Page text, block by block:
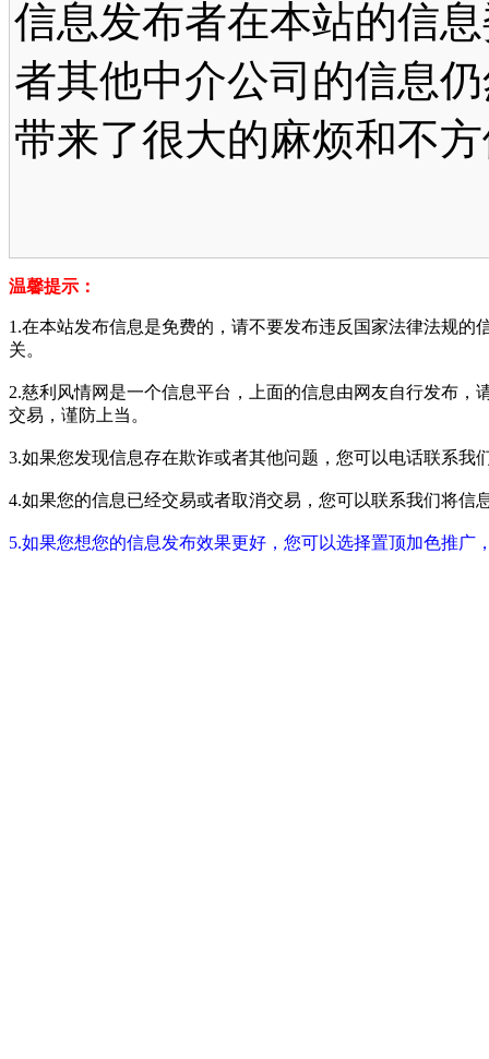
信息发布者在本站的信
者其他中介公司的信息
带来了很大的麻烦和不
温馨提示：
1.在本站发布信息是免费的，请不要发布违反国家法律法规
关。
2.慈利风情网是一个信息平台，上面的信息由网友自行发布
交易，谨防上当。
3.如果您发现信息存在欺诈或者其他问题，您可以电话联系我
4.如果您的信息已经交易或者取消交易，您可以联系我们将信
5.如果您想您的信息发布效果更好，您可以选择置顶加色推广